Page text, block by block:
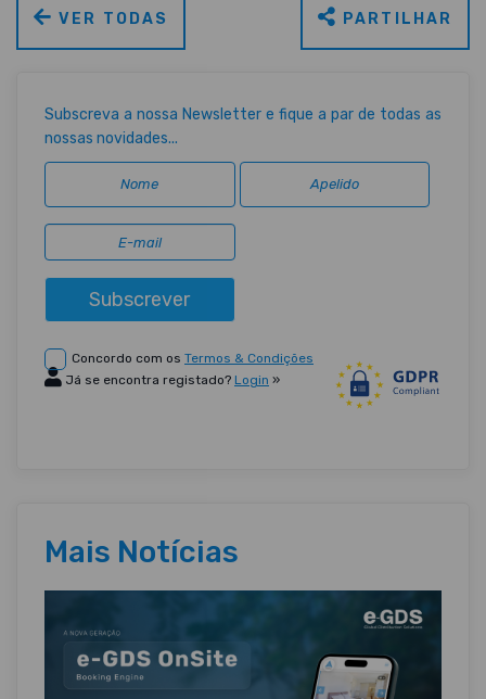
VER TODAS PARTILHAR
Subscreva a nossa Newsletter e fique a par de todas as
nossas novidades...
Subscrever
Concordo com os Termos & Condições
Já se encontra registado? Login »
Mais Notícias